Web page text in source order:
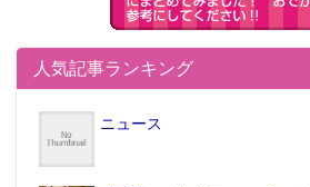
人気記事ランキング
ニュース